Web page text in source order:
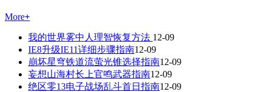
More+
我的世界雾中人理智恢复方法 12-09
IE8升级IE11详细步骤指南12-09
崩坏星穹铁道流萤光锥选择指南12-09
妄想山海村长上官鸣武器指南12-09
绝区零13电子战场乱斗首日指南12-09